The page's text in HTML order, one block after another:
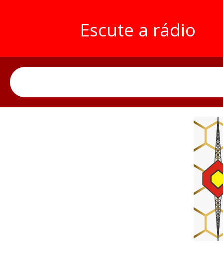
Escute a rádio